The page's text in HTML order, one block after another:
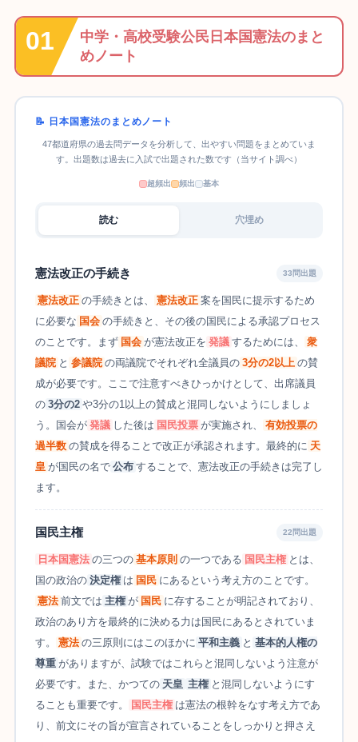
中学・高校受験公民日本国憲法のまと
めノート
📝 日本国憲法のまとめノート
47都道府県の過去問データを分析して、出やすい問題をまとめていま
す。出題数は過去に入試で出題された数です（当サイト調べ）
超頻出 頻出 基本
読む 穴埋め
憲法改正の手続き 33問出題
憲法改正 の手続きとは、 憲法改正 案を国民に提示するため
に必要な 国会 の手続きと、その後の国民による承認プロセス
のことです。まず 国会 が憲法改正を 発議 するためには、
衆
議院 と 参議院 の両議院でそれぞれ全議員の 3分の2以上 の賛
成が必要です。ここで注意すべきひっかけとして、出席議員
の 3分の2 や3分の1以上の賛成と混同しないようにしましょ
う。国会が 発議 した後は 国民投票 が実施され、
有効投票の
過半数 の賛成を得ることで改正が承認されます。最終的に 天
皇 が国民の名で 公布 することで、憲法改正の手続きは完了し
ます。
国民主権 22問出題
日本国憲法 の三つの 基本原則 の一つである 国民主権 とは、
国の政治の 決定権 は 国民 にあるという考え方のことです。
憲法 前文では 主権 が 国民 に存することが明記されており、
政治のあり方を最終的に決める力は国民にあるとされていま
す。
憲法 の三原則にはこのほかに 平和主義 と 基本的人権の
尊重 がありますが、試験ではこれらと混同しないよう注意が
必要です。また、かつての 天皇 主権 と混同しないようにす
ることも重要です。
国民主権 は憲法の根幹をなす考え方であ
り、前文にその旨が宣言されていることをしっかりと押さえ